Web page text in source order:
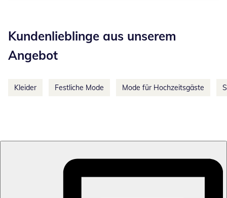
Kundenlieblinge aus unserem
Angebot
Kleider Festliche Mode Mode für Hochzeitsgäste